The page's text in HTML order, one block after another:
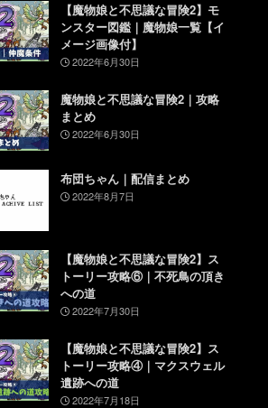
【魔物娘と不思議な冒険2】モ
ンスター図鑑｜魔物娘一覧【イ
メージ画像付】
2022年6月30日
魔物娘と不思議な冒険2｜攻略
まとめ
2022年6月30日
布団ちゃん｜配信まとめ
2022年8月7日
【魔物娘と不思議な冒険2】ス
トーリー攻略⑥｜不死鳥の頂き
への道
2022年7月30日
【魔物娘と不思議な冒険2】ス
トーリー攻略④｜マクスウェル
遺跡への道
2022年7月18日